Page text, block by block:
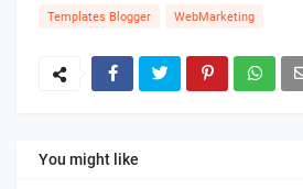
Templates Blogger WebMarketing
You might like